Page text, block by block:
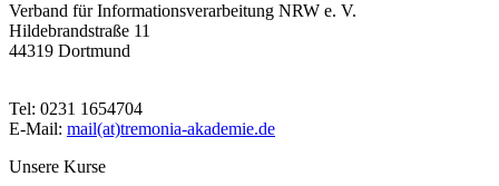
Verband für Informationsverarbeitung NRW e. V.
Hildebrandstraße 11
44319 Dortmund
Tel: 0231 1654704
E-Mail: mail(at)tremonia-akademie.de
Unsere Kurse